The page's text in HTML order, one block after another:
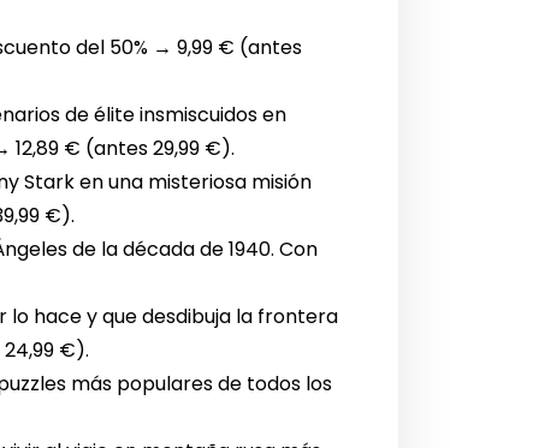
del 50% → 9,99 € (antes
de élite insmiscuidos en
€ (antes 29,99 €).
Stark en una misteriosa misión
€).
de la década de 1940. Con
lo hace y que desdibuja la frontera
€).
más populares de todos los